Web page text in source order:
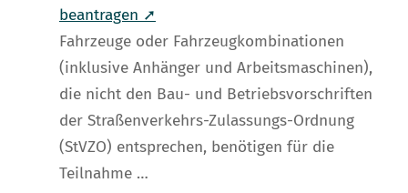
beantragen ➚
Fahrzeuge oder Fahrzeugkombinationen
(inklusive Anhänger und Arbeitsmaschinen),
die nicht den Bau- und Betriebsvorschriften
der Straßenverkehrs-Zulassungs-Ordnung
(StVZO) entsprechen, benötigen für die
Teilnahme …